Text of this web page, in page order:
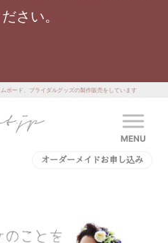
さい。
ボード、ブライダルグッズの製作販売をしています
MENU
オーダーメイドお申し込み